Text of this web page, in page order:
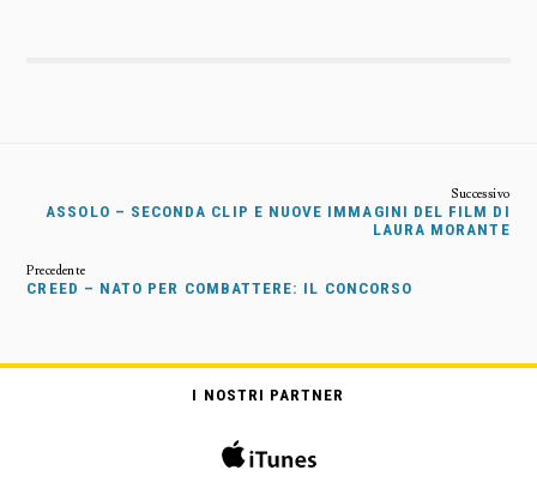
ASSOLO – SECONDA CLIP E NUOVE IMMAGINI DEL FILM DI
LAURA MORANTE
CREED – NATO PER COMBATTERE: IL CONCORSO
I NOSTRI PARTNER